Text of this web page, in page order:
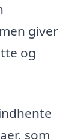
giver
og
som